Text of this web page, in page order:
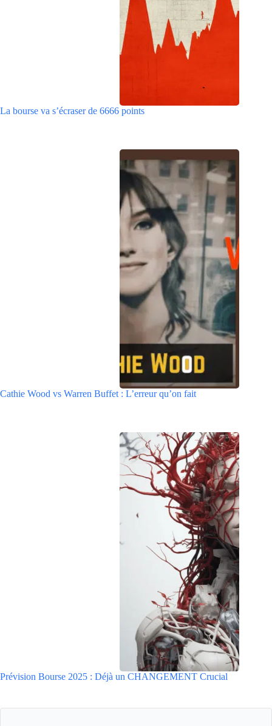
La bourse va s’écraser de 6666 points
Cathie Wood vs Warren Buffet : L’erreur qu’on fait
Prévision Bourse 2025 : Déjà un CHANGEMENT Crucial